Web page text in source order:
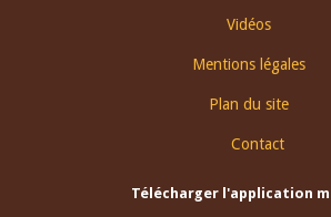
Vidéos
Mentions légales
Plan du site
Contact
Télécharger l'application